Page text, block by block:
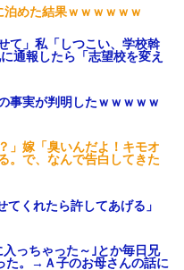
めた結果ｗｗｗｗｗｗ
て」私「しつこい、学校斡
通報したら「志望校を変え
事実が判明したｗｗｗｗｗ
」嫁「臭いんだよ！キモオ
。で、なんで告白してきた
てくれたら許してあげる」
っちゃった～｣とか毎日兄
た。→Ａ子のお母さんの話に